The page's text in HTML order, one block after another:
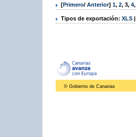
[Primero/ Anterior] 1, 2, 3, 4,
Tipos de exportación: XLS |
© Gobierno de Canarias